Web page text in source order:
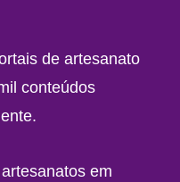
de artesanato
conteúdos
em